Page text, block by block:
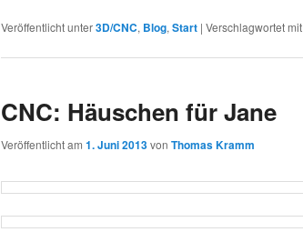
Veröffentlicht unter3D/CNC, Blog, Start | Verschlagwortet mit
CNC: Häuschen für Jane
Veröffentlicht am 1. Juni 2013von Thomas Kramm